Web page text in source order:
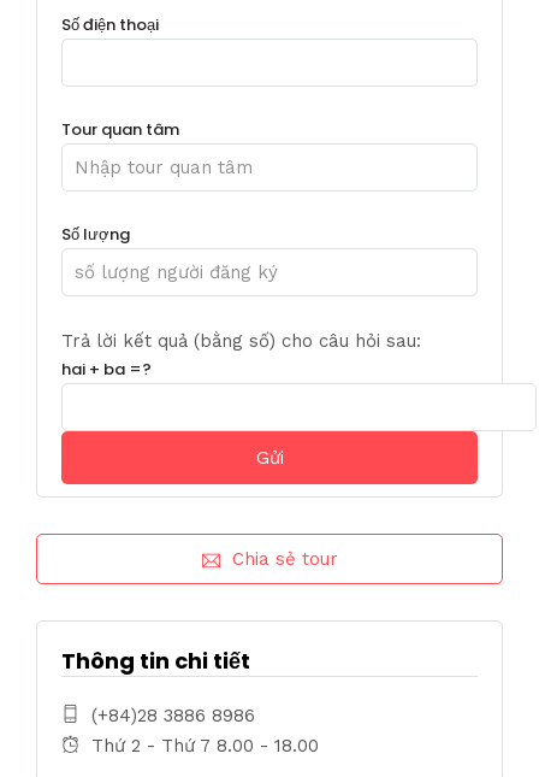
Số điện thoại
Tour quan tâm
Số lượng
Trả lời kết quả (bằng số) cho câu hỏi sau:
hai + ba =?
Chia sẻ tour
Thông tin chi tiết
(+84)28 3886 8986
Thứ 2 - Thứ 7 8.00 - 18.00